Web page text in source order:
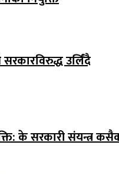
उर्लिंदै
के सरकारी संयन्त्र